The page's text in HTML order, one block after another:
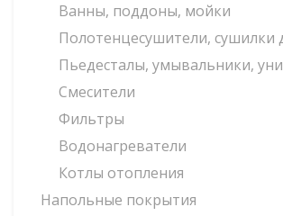
Ванны, поддоны, мойки
Полотенцесушители, сушилки
Пьедесталы, умывальники,
Смесители
Фильтры
Водонагреватели
Котлы отопления
Напольные покрытия